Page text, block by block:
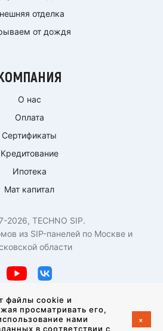
отделка
от дождя
О нас
Оплата
Сертификаты
Кредитование
Ипотека
Мат капитал
2026, TECHNO SIP.
из SIP-панелей по Москве и
области
конфиденциальности
сайта —студия VisualWeb
файлы cookie и
просматривать его,
нами
в соответствии с
+